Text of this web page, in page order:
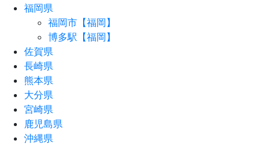
福岡県
福岡市【福岡】
博多駅【福岡】
佐賀県
長崎県
熊本県
大分県
宮崎県
鹿児島県
沖縄県